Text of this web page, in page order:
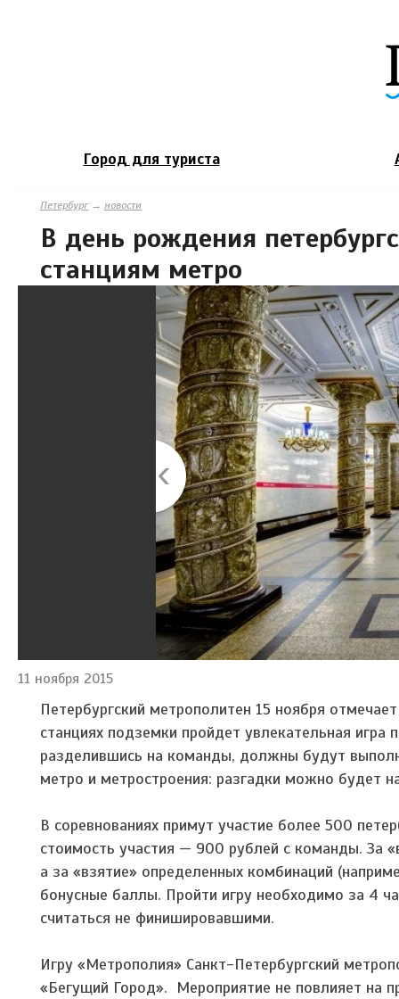
Город для туриста
Петербург→ новости
В день рождения
станциям метро
11 ноября 2015
Петербургский метрополитен 15 ноября
станциях подземки пройдет увлекательная
разделившись на команды, должны будут
метро и метростроения: разгадки можно будет
В соревнованиях примут участие более 500
стоимость участия — 900 рублей с команды. За
а за «взятие» определенных комбинаций
бонусные баллы. Пройти игру необходимо за 4
считаться не финишировавшими.
Игру «Метрополия» Санкт-Петербургский
«Бегущий Город». Мероприятие не повлияет на